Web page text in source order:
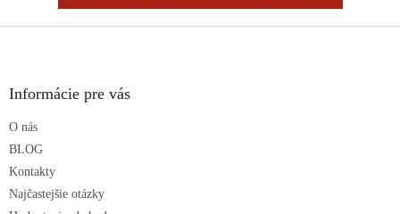
Informácie pre vás
O nás
BLOG
Kontakty
Najčastejšie otázky